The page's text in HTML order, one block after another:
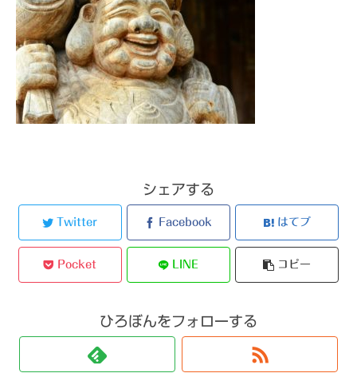
シェアする
Twitter Facebook はてブ
Pocket LINE コピー
ひろぼんをフォローする